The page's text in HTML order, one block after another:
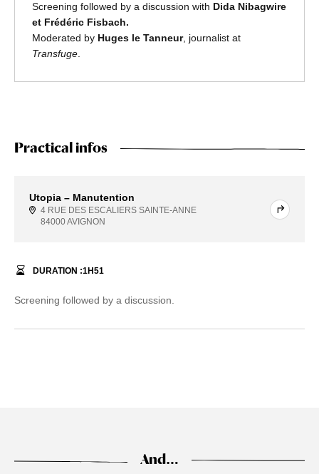
Screening followed by a discussion with Dida Nibagwire
et Frédéric Fisbach.
Moderated by Huges le Tanneur, journalist at
Transfuge
Practical infos
Utopia – Manutention
4 RUE DES ESCALIERS SAINTE-ANNE
84000 AVIGNON
DURATION :1H51
Screening followed by a discussion.
And…